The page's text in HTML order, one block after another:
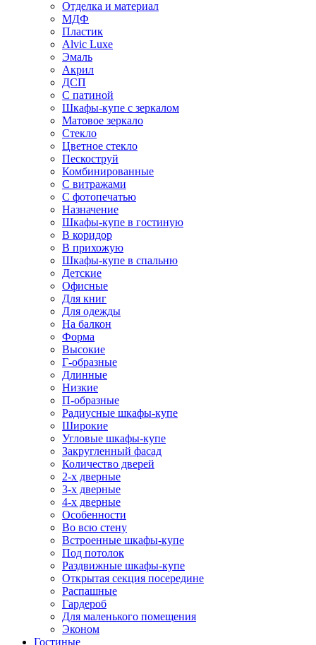
Отделка и материал
МДФ
Пластик
Alvic Luxe
Эмаль
Акрил
ДСП
С патиной
Шкафы-купе с зеркалом
Матовое зеркало
Стекло
Цветное стекло
Пескоструй
Комбинированные
С витражами
С фотопечатью
Назначение
Шкафы-купе в гостиную
В коридор
В прихожую
Шкафы-купе в спальню
Детские
Офисные
Для книг
Для одежды
На балкон
Форма
Высокие
Г-образные
Длинные
Низкие
П-образные
Радиусные шкафы-купе
Широкие
Угловые шкафы-купе
Закругленный фасад
Количество дверей
2-х дверные
3-х дверные
4-х дверные
Особенности
Во всю стену
Встроенные шкафы-купе
Под потолок
Раздвижные шкафы-купе
Открытая секция посередине
Распашные
Гардероб
Для маленького помещения
Эконом
Гостиные